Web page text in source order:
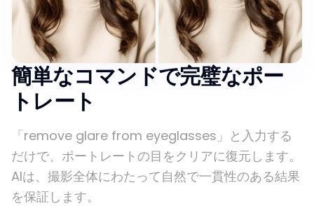
簡単なコマンドで完璧なポー
トレート
「remove glare from eyeglasses」と入力する
だけで、ポートレートの目をクリアに復元します。
AIは、撮影全体にわたって自然で一貫性のある結果
を保証します。